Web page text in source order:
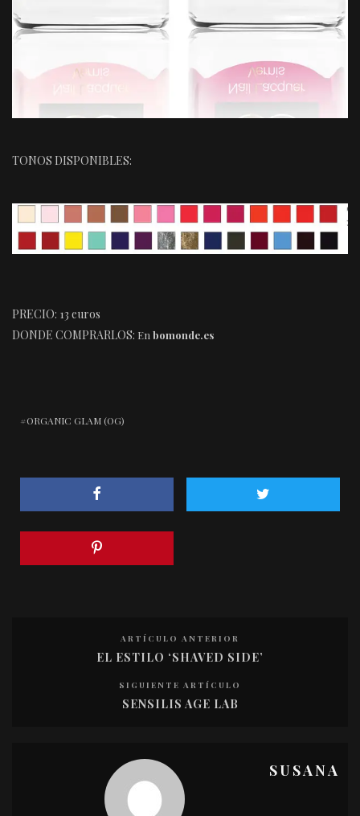
TONOS DISPONIBLES:
PRECIO: 13 euros
DONDE COMPRARLOS: En bomonde.es
ORGANIC GLAM (OG)
ARTÍCULO ANTERIOR
EL ESTILO ‘SHAVED SIDE’
SIGUIENTE ARTÍCULO
SENSILIS AGE LAB
SUSANA